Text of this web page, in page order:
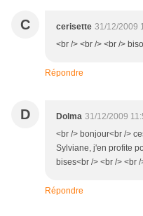
C cerisette 31/12/2009
<br /> <br /> <br />
Répondre
D Dolma 31/12/2009
<br /> bonjour<br />
Sylviane, j'en profite
bises<br /> <br /> <br /
Répondre